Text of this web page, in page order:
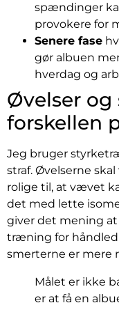
spændinger
provokere for
Senere fase
gør albuen
hverdag og
Øvelser og
forskellen
Jeg bruger
straf. Øvelserne
rolige til, at vævet
det med lette
giver det mening
træning for
smerterne er mere
Målet er ikke
er at få en